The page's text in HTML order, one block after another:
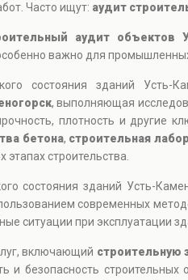
Часто ищут: аудит
аудит объектов
важно для
состояния зданий Усть-
, выполняющая
плотность и другие
бетона, строительная
этапах строительства.
состояния зданий Усть-
современных
ситуации при эксплуатации
включающий строительную
и безопасность